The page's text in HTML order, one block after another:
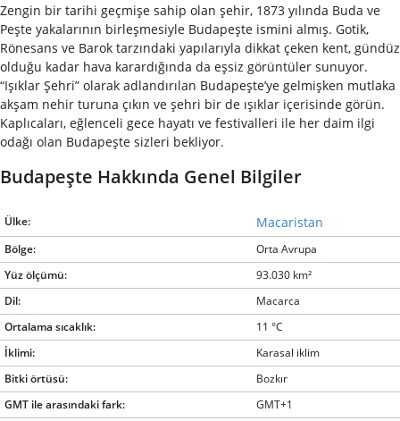
Zengin bir tarihi geçmişe sahip olan şehir, 1873 yılında Buda ve
Peşte yakalarının birleşmesiyle Budapeşte ismini almış. Gotik,
Rönesans ve Barok tarzındaki yapılarıyla dikkat çeken kent, gündüz
olduğu kadar hava karardığında da eşsiz görüntüler sunuyor.
“Işıklar Şehri” olarak adlandırılan Budapeşte’ye gelmişken mutlaka
akşam nehir turuna çıkın ve şehri bir de ışıklar içerisinde görün.
Kaplıcaları, eğlenceli gece hayatı ve festivalleri ile her daim ilgi
odağı olan Budapeşte sizleri bekliyor.
Budapeşte Hakkında Genel Bilgiler
Ülke: Macaristan
Bölge:
Orta Avrupa
Yüz ölçümü:
93.030 km²
Dil:
Macarca
Ortalama sıcaklık:
11 °C
İklimi:
Karasal iklim
Bitki örtüsü:
Bozkır
GMT ile arasındaki fark:
GMT+1